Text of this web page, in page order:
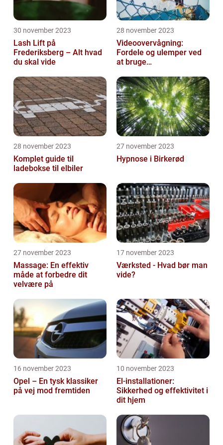
30 november 2023
Lash Lift på
Frederiksberg – Alt hvad
du skal vide
28 november 2023
Videoovervågning:
Fordele og ulemper ved
at bruge
28 november 2023
Komplet guide til
ladebokse til elbiler
27 november 2023
Hypnose i Birkerød
27 november 2023
Massage: En effektiv
måde at forbedre dit
velvære på
17 november 2023
Værksted - Hvad bør man
vide?
16 november 2023
Opel – En tysk klassiker
på vej mod fremtiden
10 november 2023
El-installationer:
Sikkerhed og effektivitet i
dit hjem